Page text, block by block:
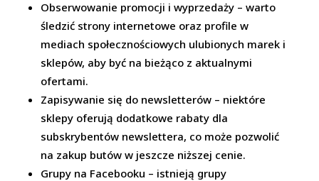
Obserwowanie promocji i wyprzedaży – warto
śledzić strony internetowe oraz profile w
mediach społecznościowych ulubionych marek i
sklepów, aby być na bieżąco z aktualnymi
ofertami.
Zapisywanie się do newsletterów – niektóre
sklepy oferują dodatkowe rabaty dla
subskrybentów newslettera, co może pozwolić
na zakup butów w jeszcze niższej cenie.
Grupy na Facebooku – istnieją grupy